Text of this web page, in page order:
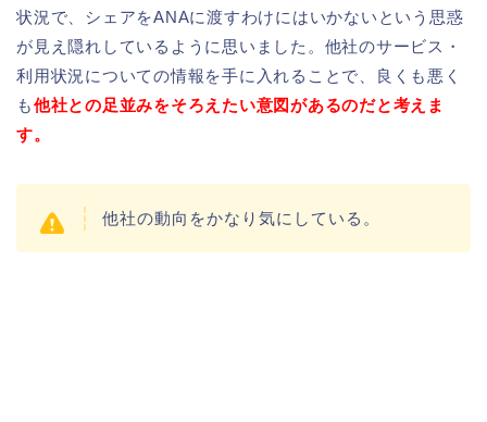
状況で、シェアをANAに渡すわけにはいかないという思惑
が見え隠れしているように思いました。他社のサービス・
利用状況についての情報を手に入れることで、良くも悪く
も他社との足並みをそろえたい意図があるのだと考えま
す。
他社の動向をかなり気にしている。